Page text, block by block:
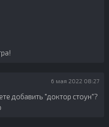
6 мая 2022 08:27
добавить "доктор стоун"?